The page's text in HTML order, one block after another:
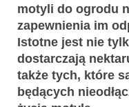
motyli do ogrodu
zapewnienia im
Istotne jest nie
dostarczają
także tych, które
będących